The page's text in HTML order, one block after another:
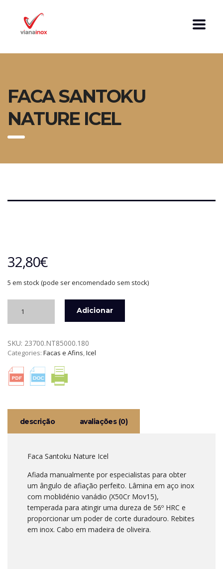
FACA SANTOKU
NATURE ICEL
32,80€
5 em stock (pode ser encomendado sem stock)
FACA
NATURE
ICEL
Adicionar
SKU: 23700.NT85000.180
Categories: Facas e Afins,Icel
descrição avaliações (0)
Faca Santoku Nature Icel
Afiada manualmente por especialistas para obter
um ângulo de afiação perfeito. Lâmina em aço inox
com moblidénio vanádio (X50Cr Mov15),
temperada para atingir uma dureza de 56º HRC e
proporcionar um poder de corte duradouro. Rebites
em inox. Cabo em madeira de oliveira.